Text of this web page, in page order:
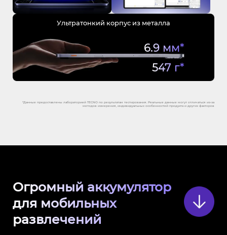
Ультратонкий корпус из металла
6.9 мм*
547 г*
*Данные предоставлены лабораторией TECNO по результатам тестирования. Реальные данные могут отличаться из-за
методов измерения, индивидуальных особенностей продукта и других факторов
Огромный аккумулятор
для мобильных
развлечений